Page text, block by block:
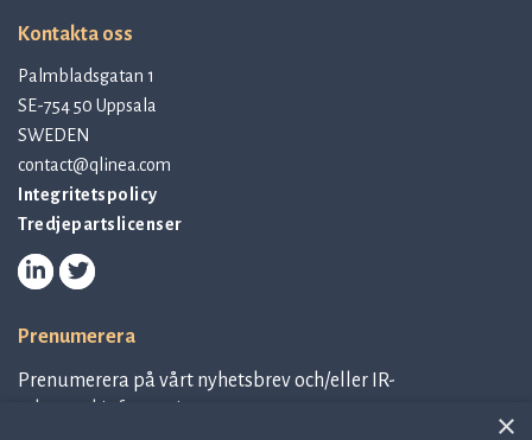
Kontakta oss
Palmbladsgatan 1
SE-754 50 Uppsala
SWEDEN
contact@qlinea.com
Integritetspolicy
Tredjepartslicenser
Prenumerera
Prenumerera på vårt nyhetsbrev och/eller IR-
relaterad information.
×